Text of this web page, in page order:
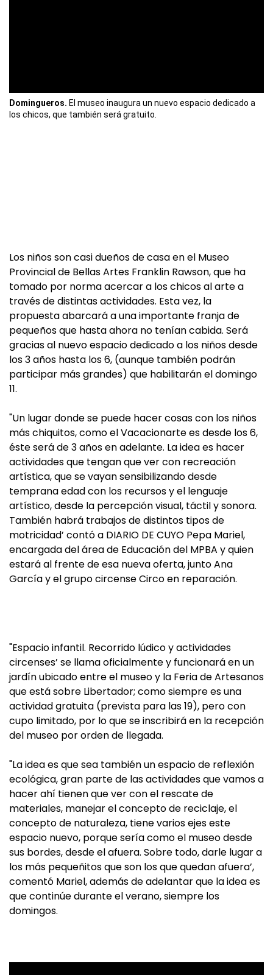
Domingueros. El museo inaugura un nuevo espacio dedicado a
los chicos, que también será gratuito.
Los niños son casi dueños de casa en el Museo
Provincial de Bellas Artes Franklin Rawson, que ha
tomado por norma acercar a los chicos al arte a
través de distintas actividades. Esta vez, la
propuesta abarcará a una importante franja de
pequeños que hasta ahora no tenían cabida. Será
gracias al nuevo espacio dedicado a los niños desde
los 3 años hasta los 6, (aunque también podrán
participar más grandes) que habilitarán el domingo
11.
"Un lugar donde se puede hacer cosas con los niños
más chiquitos, como el Vacacionarte es desde los 6,
éste será de 3 años en adelante. La idea es hacer
actividades que tengan que ver con recreación
artística, que se vayan sensibilizando desde
temprana edad con los recursos y el lenguaje
artístico, desde la percepción visual, táctil y sonora.
También habrá trabajos de distintos tipos de
motricidad’ contó a DIARIO DE CUYO Pepa Mariel,
encargada del área de Educación del MPBA y quien
estará al frente de esa nueva oferta, junto Ana
García y el grupo circense Circo en reparación.
"Espacio infantil. Recorrido lúdico y actividades
circenses’ se llama oficialmente y funcionará en un
jardín ubicado entre el museo y la Feria de Artesanos
que está sobre Libertador; como siempre es una
actividad gratuita (prevista para las 19), pero con
cupo limitado, por lo que se inscribirá en la recepción
del museo por orden de llegada.
"La idea es que sea también un espacio de reflexión
ecológica, gran parte de las actividades que vamos a
hacer ahí tienen que ver con el rescate de
materiales, manejar el concepto de reciclaje, el
concepto de naturaleza, tiene varios ejes este
espacio nuevo, porque sería como el museo desde
sus bordes, desde el afuera. Sobre todo, darle lugar a
los más pequeñitos que son los que quedan afuera’,
comentó Mariel, además de adelantar que la idea es
que continúe durante el verano, siempre los
domingos.